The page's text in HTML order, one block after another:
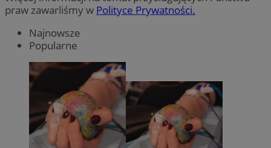
praw zawarliśmy w Polityce Prywatności.
Najnowsze
Popularne